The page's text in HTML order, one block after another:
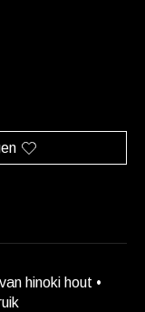
hinoki hout •